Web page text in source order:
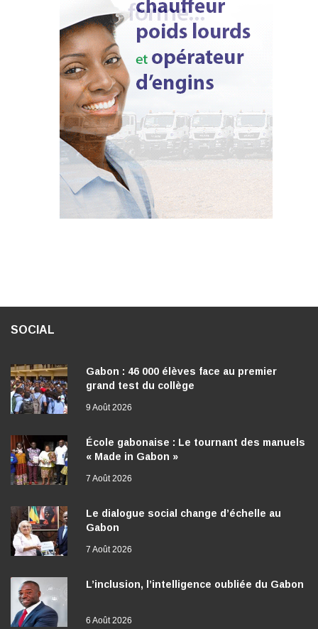
SOCIAL
Gabon : 46 000 élèves face au premier
grand test du collège
9 Août 2026
École gabonaise : Le tournant des manuels
« Made in Gabon »
7 Août 2026
Le dialogue social change d’échelle au
Gabon
7 Août 2026
L’inclusion, l’intelligence oubliée du Gabon
6 Août 2026